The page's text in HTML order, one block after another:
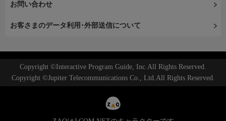
お問い合わせ
お客さまのデータ利用･外部送信について
Copyright ©Interactive Program Guide, Inc.All Rights Reserved.
Copyright ©Jupiter Telecommunications Co., Ltd.All Rights Reserved.